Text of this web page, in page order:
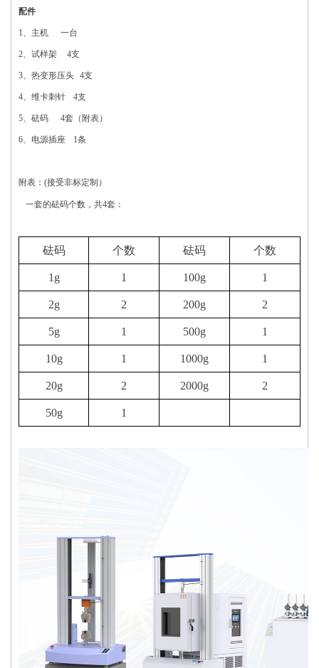
配件
1、主机 一台
2、试样架 4支
3、热变形压头 4支
4、维卡刺针 4支
5、砝码 4套（附表）
6、电源插座 1条
附表：(接受非标定制）
一套的砝码个数，共4套：
砝码 个数 砝码 个数
1g 1 100g 1
2g 2 200g 2
5g 1 500g 1
10g 1 1000g 1
20g 2 2000g 2
50g 1